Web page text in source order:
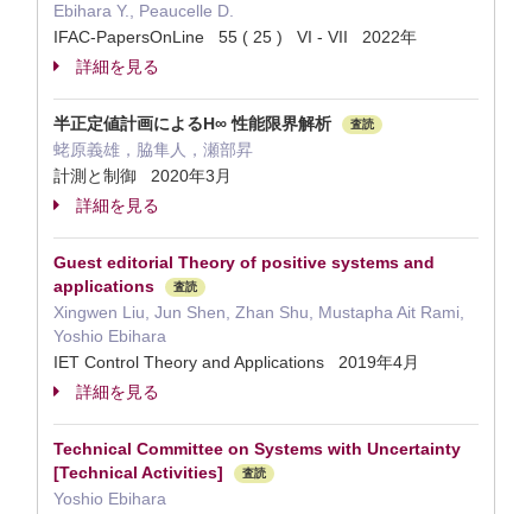
Ebihara Y., Peaucelle D.
IFAC-PapersOnLine 55 ( 25 ) VI - VII 2022年
詳細を見る
半正定値計画によるH∞ 性能限界解析 査読
蛯原義雄，脇隼人，瀬部昇
計測と制御 2020年3月
詳細を見る
Guest editorial Theory of positive systems and
applications
査読
Xingwen Liu, Jun Shen, Zhan Shu, Mustapha Ait Rami,
Yoshio Ebihara
IET Control Theory and Applications 2019年4月
詳細を見る
Technical Committee on Systems with Uncertainty
[Technical Activities]
査読
Yoshio Ebihara